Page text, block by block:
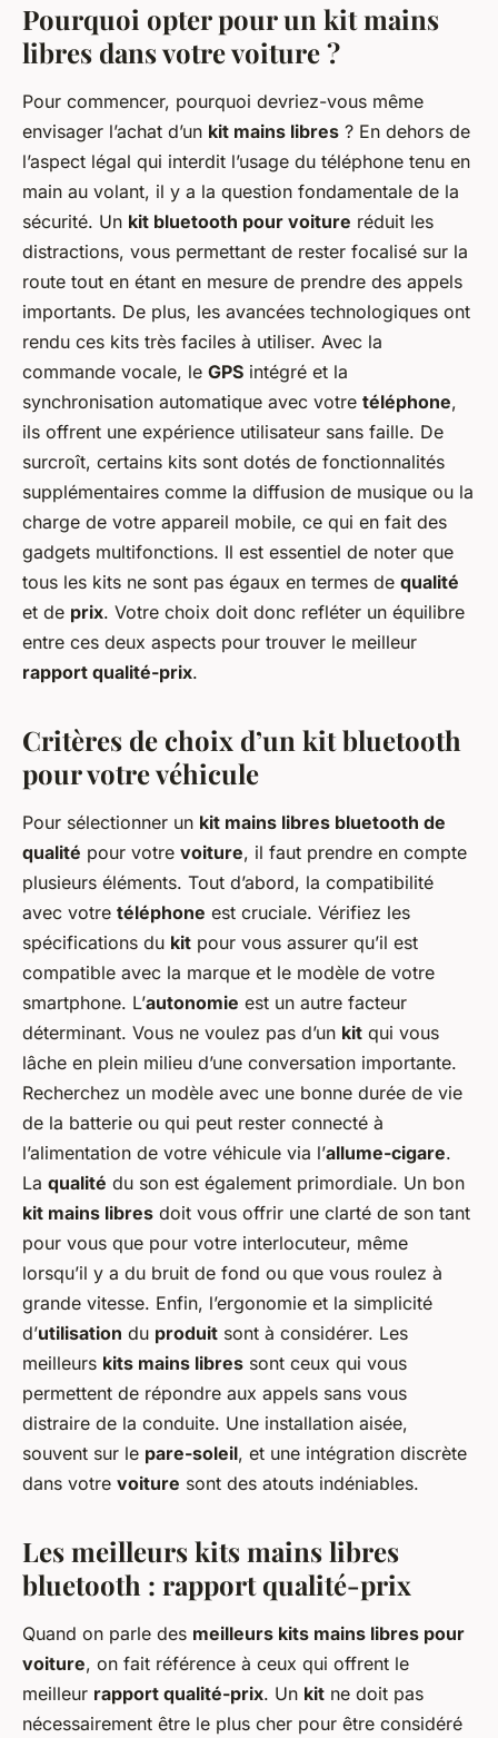
Pourquoi opter pour un kit mains
libres dans votre voiture ?
Pour commencer, pourquoi devriez-vous même
envisager l’achat d’un kit mains libres ? En dehors de
l’aspect légal qui interdit l’usage du téléphone tenu en
main au volant, il y a la question fondamentale de la
sécurité. Un kit bluetooth pour voiture réduit les
distractions, vous permettant de rester focalisé sur la
route tout en étant en mesure de prendre des appels
importants. De plus, les avancées technologiques ont
rendu ces kits très faciles à utiliser. Avec la
commande vocale, le GPS intégré et la
synchronisation automatique avec votre téléphone,
ils offrent une expérience utilisateur sans faille. De
surcroît, certains kits sont dotés de fonctionnalités
supplémentaires comme la diffusion de musique ou la
charge de votre appareil mobile, ce qui en fait des
gadgets multifonctions. Il est essentiel de noter que
tous les kits ne sont pas égaux en termes de qualité
et de prix. Votre choix doit donc refléter un équilibre
entre ces deux aspects pour trouver le meilleur
rapport qualité-prix.
Critères de choix d’un kit bluetooth
pour votre véhicule
Pour sélectionner un kit mains libres bluetooth de
qualité pour votre voiture, il faut prendre en compte
plusieurs éléments. Tout d’abord, la compatibilité
avec votre téléphone est cruciale. Vérifiez les
spécifications du kit pour vous assurer qu’il est
compatible avec la marque et le modèle de votre
smartphone. L’autonomie est un autre facteur
déterminant. Vous ne voulez pas d’un kit qui vous
lâche en plein milieu d’une conversation importante.
Recherchez un modèle avec une bonne durée de vie
de la batterie ou qui peut rester connecté à
l’alimentation de votre véhicule via l’allume-cigare.
La qualité du son est également primordiale. Un bon
kit mains libres doit vous offrir une clarté de son tant
pour vous que pour votre interlocuteur, même
lorsqu’il y a du bruit de fond ou que vous roulez à
grande vitesse. Enfin, l’ergonomie et la simplicité
d’utilisation du produit sont à considérer. Les
meilleurs kits mains libres sont ceux qui vous
permettent de répondre aux appels sans vous
distraire de la conduite. Une installation aisée,
souvent sur le pare-soleil, et une intégration discrète
dans votre voiture sont des atouts indéniables.
Les meilleurs kits mains libres
bluetooth : rapport qualité-prix
Quand on parle des meilleurs kits mains libres pour
voiture, on fait référence à ceux qui offrent le
meilleur rapport qualité-prix. Un kit ne doit pas
nécessairement être le plus cher pour être considéré